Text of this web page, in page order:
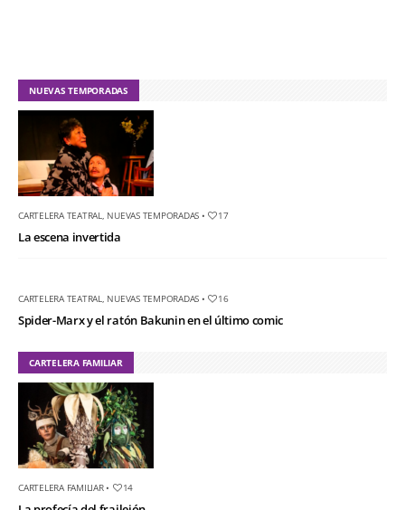
NUEVAS TEMPORADAS
CARTELERA TEATRAL NUEVAS TEMPORADAS • 17
La escena invertida
CARTELERA TEATRAL NUEVAS TEMPORADAS • 16
Spider-Marx y el ratón Bakunin en el último comic
CARTELERA FAMILIAR
CARTELERA FAMILIAR• 14